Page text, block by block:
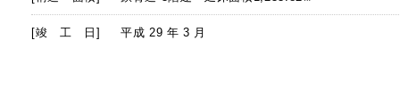
[竣 工 日] 平成 29 年 3 月